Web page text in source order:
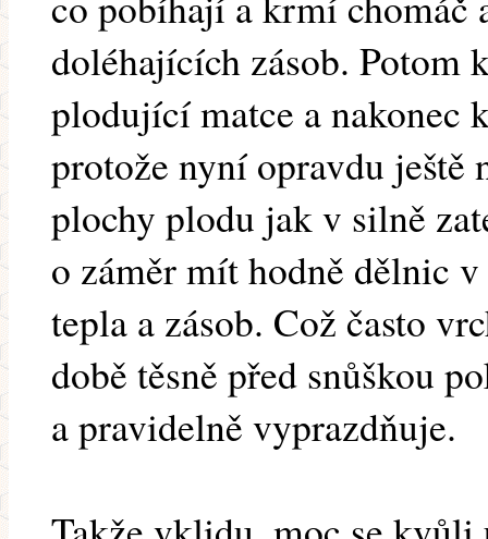
doléhajících zásob. Potom
plodující matce a nakonec
protože nyní opravdu ještě
plochy plodu jak v silně
o záměr mít hodně dělnic
tepla a zásob. Což často
době těsně před snůškou
a pravidelně vyprazdňuje.